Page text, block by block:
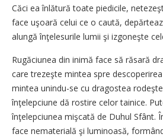
Căci ea înlătură toate piedicile,
face uşoară celui ce o caută,
alungă înţelesurile lumii şi izgoneşte
Rugăciunea din inimă face să răsară
care trezeşte mintea spre
mintea unindu-se cu dragostea
înţelepciune dă rostire celor tainice.
înţelepciunea mişcată de Duhul Sfânt.
face nematerială şi luminoasă,